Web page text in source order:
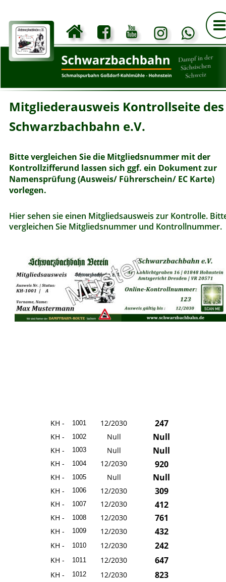
KH - 1001 12/2030 247
KH - 1002 Null Null
KH - 1003 Null Null
KH - 1004 12/2030 920
KH - 1005 Null Null
KH - 1006 12/2030 309
KH - 1007 12/2030 412
KH - 1008 12/2030 761
KH - 1009 12/2030 432
KH - 1010 12/2030 242
KH - 1011 12/2030 647
KH - 1012 12/2030 823
Mitgliederausweis Kontrollseite des
Schwarzbachbahn e.V.
Bitte vergleichen Sie die Mitgliedsnummer mit der
Kontrollzifferund lassen sich ggf. ein Dokument zur
Namensprüfung (Ausweis/ Führerschein/ EC Karte)
vorlegen.
Hier sehen sie einen Mitgliedsausweis zur Kontrolle.
vergleichen Sie Mitgliedsnummer und Kontrollnummer.